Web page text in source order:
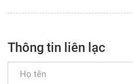
Thông tin liên lạc